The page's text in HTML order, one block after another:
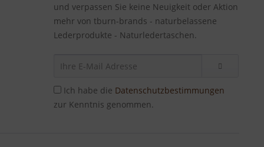
und verpassen Sie keine Neuigkeit oder Aktion
mehr von tburn-brands - naturbelassene
Lederprodukte - Naturledertaschen.
Ich habe die Datenschutzbestimmungen
zur Kenntnis genommen.